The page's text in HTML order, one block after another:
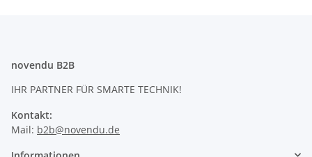
novendu B2B
IHR PARTNER FÜR SMARTE TECHNIK!
Kontakt:
Mail: b2b@novendu.de